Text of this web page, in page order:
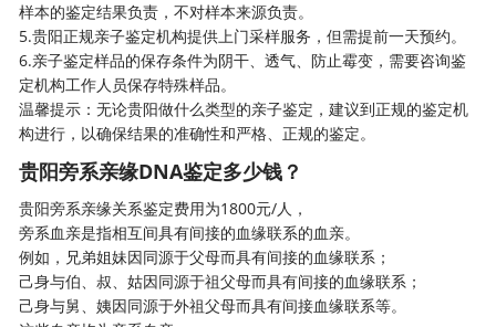
样本的鉴定结果负责，不对样本来源负责。
5.贵阳正规亲子鉴定机构提供上门采样服务，但需提前一天预约。
6.亲子鉴定样品的保存条件为阴干、透气、防止霉变，需要咨询鉴
定机构工作人员保存特殊样品。
温馨提示：无论贵阳做什么类型的亲子鉴定，建议到正规的鉴定机
构进行，以确保结果的准确性和严格、正规的鉴定。
贵阳旁系亲缘DNA鉴定多少钱？
贵阳旁系亲缘关系鉴定费用为1800元/人，
旁系血亲是指相互间具有间接的血缘联系的血亲。
例如，兄弟姐妹因同源于父母而具有间接的血缘联系；
己身与伯、叔、姑因同源于祖父母而具有间接的血缘联系；
己身与舅、姨因同源于外祖父母而具有间接血缘联系等。